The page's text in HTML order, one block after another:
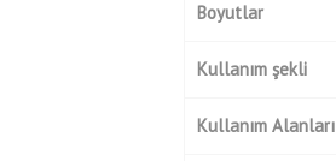
Boyutlar
Kullanım şekli
Kullanım Alanları